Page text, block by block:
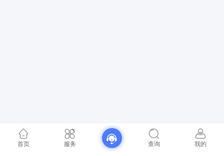
首页 服务 查询 我的